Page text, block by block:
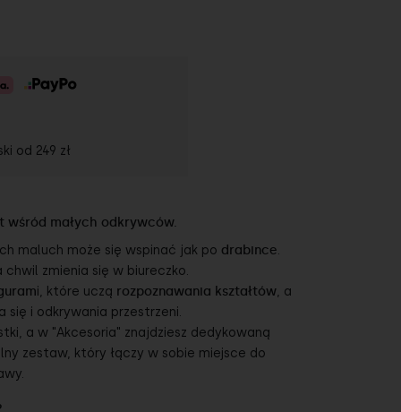
od 249 zł
małych odkrywców.
maluch może się wspinać jak po drabince.
chwil zmienia się w biureczko.
i, które uczą rozpoznawania kształtów, a
się i odkrywania przestrzeni.
a w "Akcesoria" znajdziesz dedykowaną
zestaw, który łączy w sobie miejsce do